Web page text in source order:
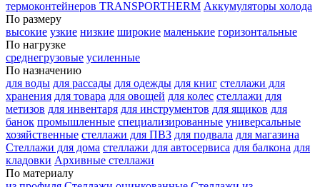
термоконтейнеров TRANSPORTHERM Аккумуляторы холода
По размеру
высокие узкие низкие широкие маленькие горизонтальные
По нагрузке
среднегрузовые усиленные
По назначению
для воды для рассады для одежды для книг стеллажи для
хранения для товара для овощей для колес стеллажи для
метизов для инвентаря для инструментов для ящиков для
банок промышленные специализированные универсальные
хозяйственные стеллажи для ПВЗ для подвала для магазина
Стеллажи для дома стеллажи для автосервиса для балкона для
кладовки Архивные стеллажи
По материалу